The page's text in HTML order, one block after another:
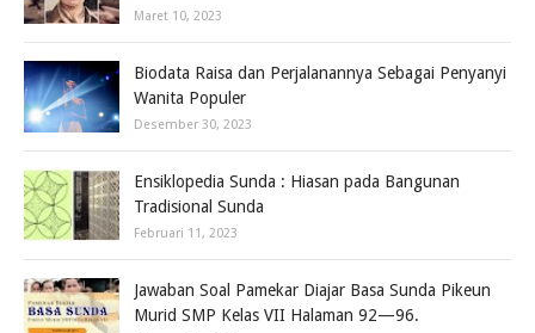
Maret 10, 2023
Biodata Raisa dan Perjalanannya Sebagai Penyanyi
Wanita Populer
Desember 30, 2023
Ensiklopedia Sunda : Hiasan pada Bangunan
Tradisional Sunda
Februari 11, 2023
Jawaban Soal Pamekar Diajar Basa Sunda Pikeun
Murid SMP Kelas VII Halaman 92—96.